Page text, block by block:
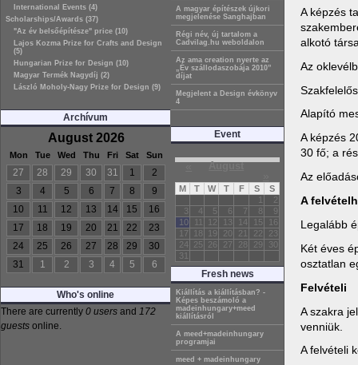
International Events (4)
Scholarships/Awards (37)
"Az év belsőépítésze" price (10)
Lajos Kozma Prize for Crafts and Design
(5)
Hungarian Prize for Design (10)
Magyar Termék Nagydíj (2)
László Moholy-Nagy Prize for Design (9)
Archívum
August 2026
Mon Tue Wed Thu Fri Sat Sun
27 28 29 30 31 1
2
3
4 5 6 7 8
9
10
11 12 13 14 15
16
17
18 19 20 21 22
23
24
25 26 27 28 29
30
31
1 2 3 4 5 6
Who's online
There are currently 0 users and 172
guests online.
A magyar építészek újkori
megjelenése Sanghajban
Régi név, új tartalom a
Cadvilag.hu weboldalon
Az ama creation nyerte az
„Év szállodaszobája 2010”
díjat
Megjelent a Design évkönyv
4
Event
« August
M T W T F S
S
1
2
3
4 5 6 7 8
9
10
11 12 13 14 15
16
17
18 19 20 21 22
23
24
25 26 27 28 29
30
31
Fresh news
Kiállítás a kiállításban? -
Képes beszámoló a
madeinhungary+meed
kiállításról
A meed+madeinhungary
programjai
meed + madeinhungary
A képzés
alkotó
Az
Alapító
A képzés
30 fő; a
Az
A
Legalább
Két éves
osztatlan
Felvételi
A szakra
venniük.
A felvételi